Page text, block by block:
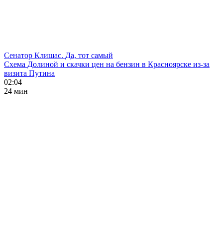
Сенатор Клишас. Да, тот самый
Схема Долиной и скачки цен на бензин в Красноярске из-за
визита Путина
02:04
24 мин